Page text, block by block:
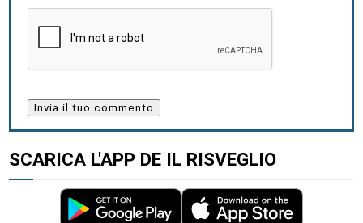
SCARICA L'APP DE IL RISVEGLIO